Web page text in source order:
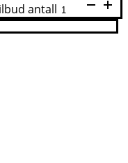
antall